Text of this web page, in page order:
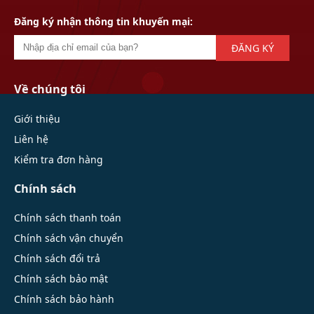
Đăng ký nhận thông tin khuyến mại:
ĐĂNG KÝ
Về chúng tôi
Giới thiệu
Liên hệ
Kiểm tra đơn hàng
Chính sách
Chính sách thanh toán
Chính sách vận chuyển
Chính sách đổi trả
Chính sách bảo mật
Chính sách bảo hành